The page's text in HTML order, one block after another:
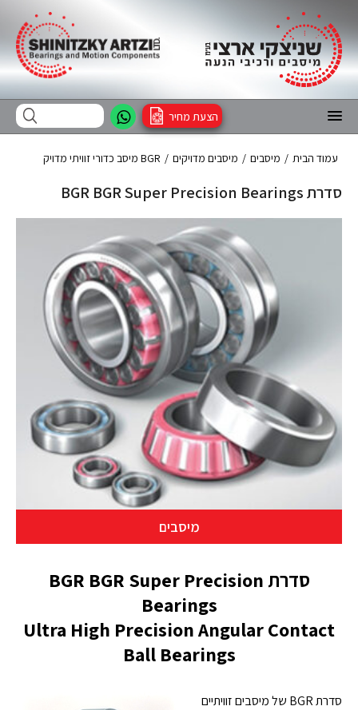
הצעת מחיר
עמוד הבית / מיסבים / מיסבים מדויקים / BGR מיסב כדורי זוויתי מדויק
סדרת BGR BGR Super Precision Bearings
מיסבים
סדרת BGR BGR Super Precision
Bearings
Ultra High Precision Angular Contact
Ball Bearings
סדרת BGR של מיסבים זוויתיים